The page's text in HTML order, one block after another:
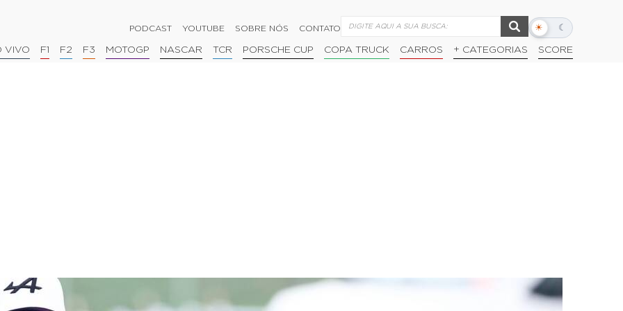
PODCAST YOUTUBE SOBRE NÓS CONTATO ☀ ☾
Alternar
escuro
VIVO F1 F2 F3 MOTOGP NASCAR TCR PORSCHE CUP COPA TRUCK CARROS + CATEGORIAS SCORE